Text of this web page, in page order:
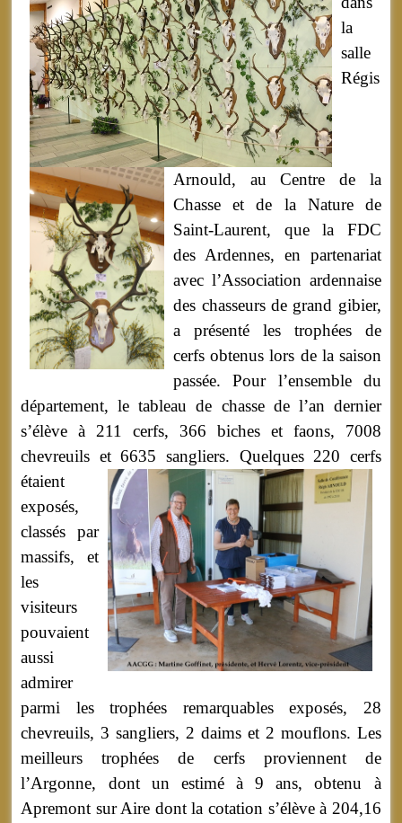
la
salle
Régis
Arnould, au Centre de la
Chasse et de la Nature de
Saint-Laurent, que la FDC
des Ardennes, en partenariat
avec l’Association ardennaise
des chasseurs de grand gibier,
a présenté les trophées de
cerfs obtenus lors de la saison
passée. Pour l’ensemble du
département, le tableau de chasse de l’an dernier
s’élève à 211 cerfs, 366 biches et faons, 7008
chevreuils et 6635 sangliers. Quelques 220 cerfs
étaient
exposés,
classés par
massifs, et
les
visiteurs
pouvaient
aussi
admirer
parmi les trophées remarquables exposés, 28
chevreuils, 3 sangliers, 2 daims et 2 mouflons. Les
meilleurs trophées de cerfs proviennent de
l’Argonne, dont un estimé à 9 ans, obtenu à
Apremont sur Aire dont la cotation s’élève à 204,16